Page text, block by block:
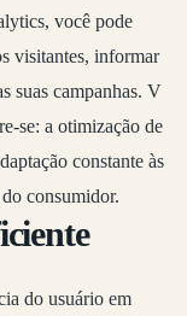
você pode
visitantes, informar
suas campanhas. V
se: a otimização de
constante às
consumidor.
do usuário em